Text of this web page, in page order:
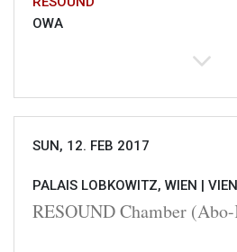
OWA
SUN, 12. FEB 2017
PALAIS LOBKOWITZ, WIEN |
RESOUND Chamber